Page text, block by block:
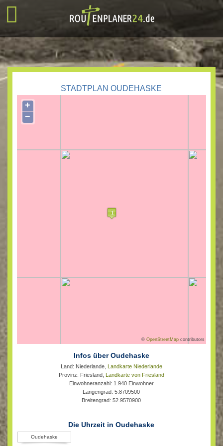
STADTPLAN OUDEHASKE
+
−
©OpenStreetMap contributors
Infos über Oudehaske
Land: Niederlande, Landkarte Niederlande
Provinz: Friesland, Landkarte von Friesland
Einwohneranzahl: 1.940 Einwohner
Längengrad: 5.8709500
Breitengrad: 52.9570900
Die Uhrzeit in Oudehaske
Oudehaske